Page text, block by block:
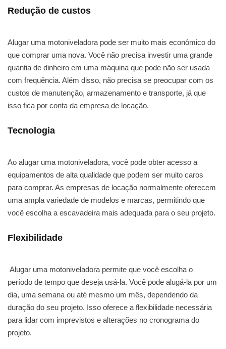
Redução de custos
Alugar uma motoniveladora pode ser muito mais econômico do
que comprar uma nova. Você não precisa investir uma grande
quantia de dinheiro em uma máquina que pode não ser usada
com frequência. Além disso, não precisa se preocupar com os
custos de manutenção, armazenamento e transporte, já que
isso fica por conta da empresa de locação.
Tecnologia
Ao alugar uma motoniveladora, você pode obter acesso a
equipamentos de alta qualidade que podem ser muito caros
para comprar. As empresas de locação normalmente oferecem
uma ampla variedade de modelos e marcas, permitindo que
você escolha a escavadeira mais adequada para o seu projeto.
Flexibilidade
Alugar uma motoniveladora permite que você escolha o
período de tempo que deseja usá-la. Você pode alugá-la por um
dia, uma semana ou até mesmo um mês, dependendo da
duração do seu projeto. Isso oferece a flexibilidade necessária
para lidar com imprevistos e alterações no cronograma do
projeto.